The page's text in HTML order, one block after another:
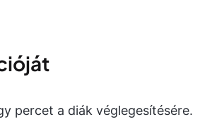
percet a diák véglegesítésére.